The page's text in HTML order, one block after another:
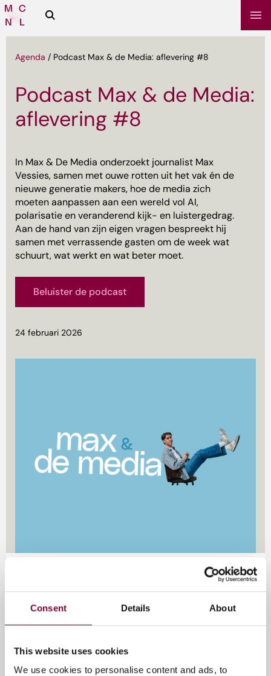
Consent Details About
This website uses cookies
We use cookies to personalise content and ads, to
Media
Campus
Zoeken
Agenda / Podcast Max & de Media: aflevering #8
Podcast Max & de Media:
aflevering #8
In Max & De Media onderzoekt journalist Max
Vessies, samen met ouwe rotten uit het vak én de
nieuwe generatie makers, hoe de media zich
moeten aanpassen aan een wereld vol AI,
polarisatie en veranderend kijk- en luistergedrag.
Aan de hand van zijn eigen vragen bespreekt hij
samen met verrassende gasten om de week wat
schuurt, wat werkt en wat beter moet.
Beluister de podcast
24 februari 2026
Max & De Media is een productie van Media Campus
NL – de plek waar verhalenvertellers, vernieuwers en
makers samenkomen om de media van morgen vorm